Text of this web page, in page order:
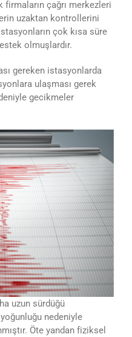
çağrı merkezleri
uzaktan kontrollerini
çok kısa süre
olmuşlardır.
gereken istasyonlarda
ulaşması gerek
gecikmeler
uzun sürdüğü
nedeniyle
Öte yandan fiziksel